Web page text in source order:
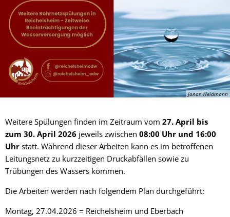
Jonas Weidmann
Weitere Spülungen finden im Zeitraum vom 27. April bis
zum 30. April 2026 jeweils zwischen 08:00 Uhr und 16:00
Uhr statt. Während dieser Arbeiten kann es im betroffenen
Leitungsnetz zu kurzzeitigen Druckabfällen sowie zu
Trübungen des Wassers kommen.
Die Arbeiten werden nach folgendem Plan durchgeführt:
Montag, 27.04.2026 = Reichelsheim und Eberbach